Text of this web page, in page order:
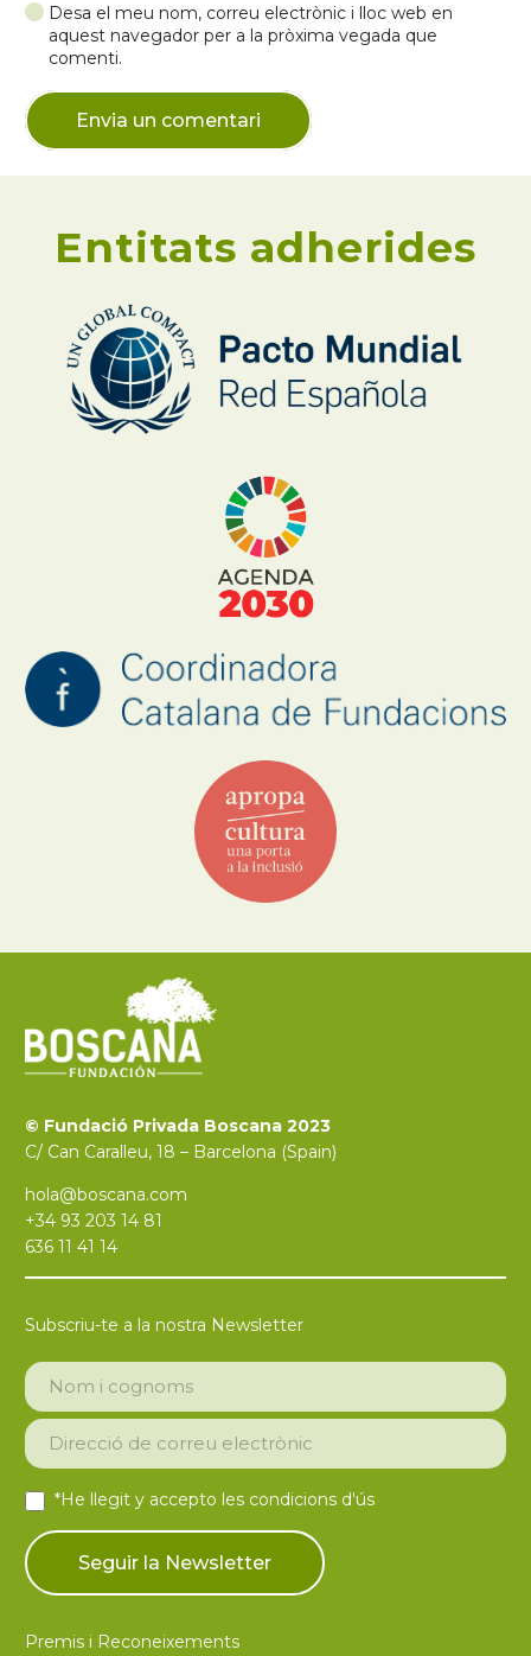
Desa el meu nom, correu electrònic i lloc web en
aquest navegador per a la pròxima vegada que
comenti.
Envia un comentari
Entitats adherides
© Fundació Privada Boscana 2023
C/ Can Caralleu, 18 – Barcelona (Spain)
hola@boscana.com
+34 93 203 14 81
636 11 41 14
Subscriu-te a la nostra Newsletter
*He llegit y accepto les condicions d'ús
Premis i Reconeixements